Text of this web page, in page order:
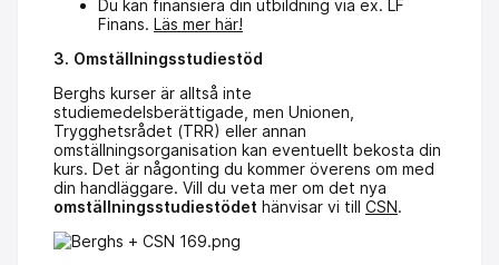
Du kan finansiera din utbildning via ex. LF
Finans. Läs mer här!
3. Omställningsstudiestöd
Berghs kurser är alltså inte
studiemedelsberättigade, men Unionen,
Trygghetsrådet (TRR) eller annan
omställningsorganisation kan eventuellt bekosta din
kurs. Det är någonting du kommer överens om med
din handläggare. Vill du veta mer om det nya
omställningsstudiestödet hänvisar vi till CSN.